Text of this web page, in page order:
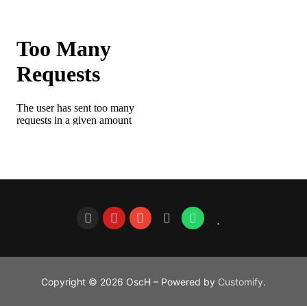
Copyright © 2026 OscH – Powered by Customify.